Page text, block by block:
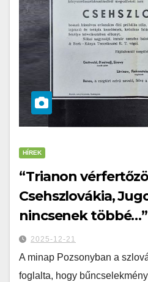
HÍREK
“Trianon
Csehszlovákia,
nincsenek többé…”
2025-12-21
A minap Pozsonyban a
foglalta, hogy